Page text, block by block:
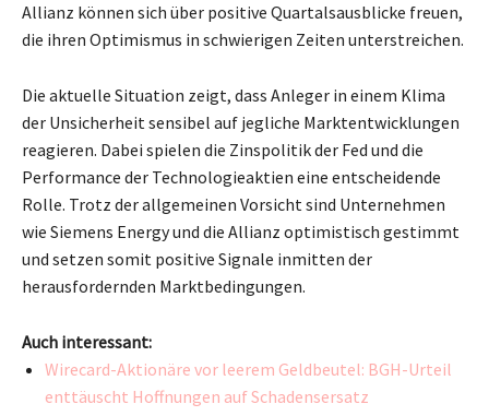
Allianz können sich über positive Quartalsausblicke freuen,
die ihren Optimismus in schwierigen Zeiten unterstreichen.
Die aktuelle Situation zeigt, dass Anleger in einem Klima
der Unsicherheit sensibel auf jegliche Marktentwicklungen
reagieren. Dabei spielen die Zinspolitik der Fed und die
Performance der Technologieaktien eine entscheidende
Rolle. Trotz der allgemeinen Vorsicht sind Unternehmen
wie Siemens Energy und die Allianz optimistisch gestimmt
und setzen somit positive Signale inmitten der
herausfordernden Marktbedingungen.
Auch interessant:
Wirecard-Aktionäre vor leerem Geldbeutel: BGH-Urteil
enttäuscht Hoffnungen auf Schadensersatz